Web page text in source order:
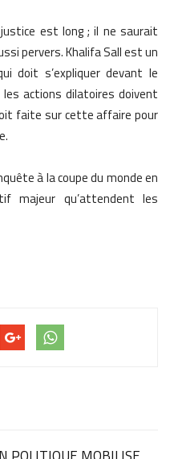
est long ; il ne saurait
pervers. Khalifa Sall est un
doit s’expliquer devant le
actions dilatoires doivent
faite sur cette affaire pour
à la coupe du monde en
majeur qu’attendent les